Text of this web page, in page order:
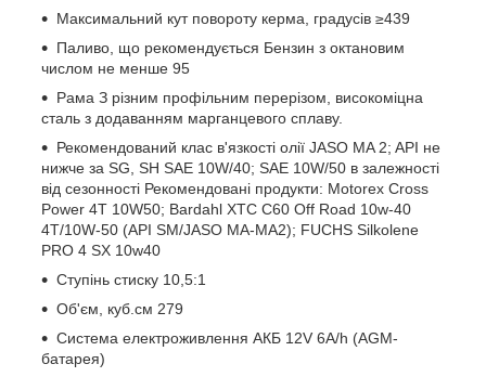
Максимальний кут повороту керма, градусів ≥439
Паливо, що рекомендується Бензин з октановим
числом не менше 95
Рама З різним профільним перерізом, високоміцна
сталь з додаванням марганцевого сплаву.
Рекомендований клас в'язкості олії JASO MA 2; API не
нижче за SG, SH SAE 10W/40; SAE 10W/50 в залежності
від сезонності Рекомендовані продукти: Motorex Cross
Power 4T 10W50; Bardahl XTC C60 Off Road 10w-40
4T/10W-50 (API SM/JASO MA-MA2); FUCHS Silkolene
PRO 4 SX 10w40
Ступінь стиску 10,5:1
Об'єм, куб.см 279
Система електроживлення АКБ 12V 6А/h (AGM-
батарея)